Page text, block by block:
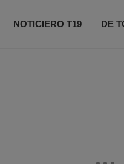
NOTICIERO T19 DE